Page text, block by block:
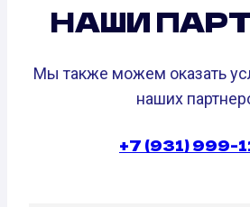
НАШИ
Мы также можем оказать
наших
+7 (931) 999-